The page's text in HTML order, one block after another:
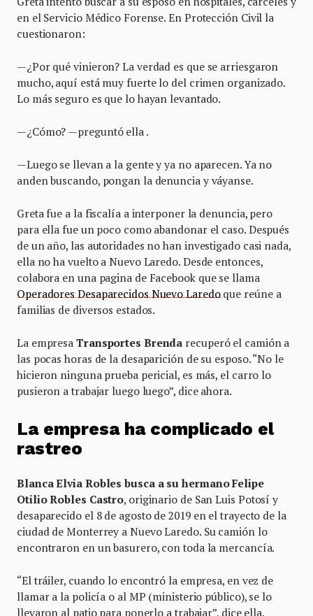
en el Servicio Médico Forense. En Protección Civil la
cuestionaron:
—¿Por qué vinieron? La verdad es que se arriesgaron
mucho, aquí está muy fuerte lo del crimen organizado.
Lo más seguro es que lo hayan levantado.
—¿Cómo? —preguntó ella .
—Luego se llevan a la gente y ya no aparecen. Ya no
anden buscando, pongan la denuncia y váyanse.
Greta fue a la fiscalía a interponer la denuncia, pero
para ella fue un poco como abandonar el caso. Después
de un año, las autoridades no han investigado casi nada,
ella no ha vuelto a Nuevo Laredo. Desde entonces,
colabora en una pagina de Facebook que se llama
Operadores Desaparecidos Nuevo Laredoque reúne a
familias de diversos estados.
La empresa Transportes Brenda recuperó el camión a
las pocas horas de la desaparición de su esposo. “No le
hicieron ninguna prueba pericial, es más, el carro lo
pusieron a trabajar luego luego”, dice ahora.
La empresa ha complicado el
rastreo
Blanca Elvia Robles busca a su hermano Felipe
Otilio Robles Castro, originario de San Luis Potosí y
desaparecido el 8 de agosto de 2019 en el trayecto de la
ciudad de Monterrey a Nuevo Laredo. Su camión lo
encontraron en un basurero, con toda la mercancía.
“El tráiler, cuando lo encontró la empresa, en vez de
llamar a la policía o al MP (ministerio público), se lo
llevaron al patio para ponerlo a trabajar”, dice ella.